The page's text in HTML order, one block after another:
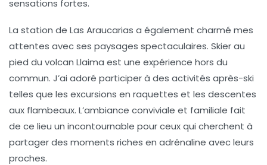
sensations fortes.
La station de Las Araucarias a également charmé mes
attentes avec ses paysages spectaculaires. Skier au
pied du volcan Llaima est une expérience hors du
commun. J’ai adoré participer à des activités après-ski
telles que les excursions en raquettes et les descentes
aux flambeaux. L’ambiance conviviale et familiale fait
de ce lieu un incontournable pour ceux qui cherchent à
partager des moments riches en adrénaline avec leurs
proches.